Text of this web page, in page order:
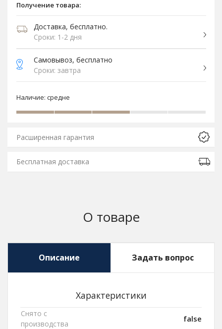
Получение товара:
Доставка, бесплатно.
Сроки: 1-2 дня
Самовывоз, бесплатно
Сроки: завтра
Наличие: средне
Расширенная гарантия
Бесплатная доставка
О товаре
Описание Задать вопрос
Характеристики
Снято с
производства
false